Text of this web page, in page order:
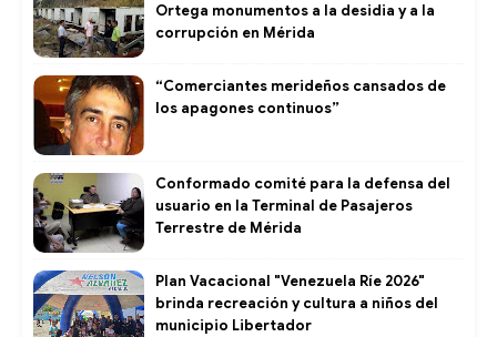
Ortega monumentos a la desidia y a la
corrupción en Mérida
“Comerciantes merideños cansados de
los apagones continuos”
Conformado comité para la defensa del
usuario en la Terminal de Pasajeros
Terrestre de Mérida
Plan Vacacional "Venezuela Ríe 2026"
brinda recreación y cultura a niños del
municipio Libertador